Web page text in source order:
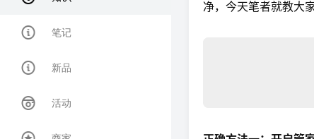
笔记
新品
活动
净，今天笔者就教大